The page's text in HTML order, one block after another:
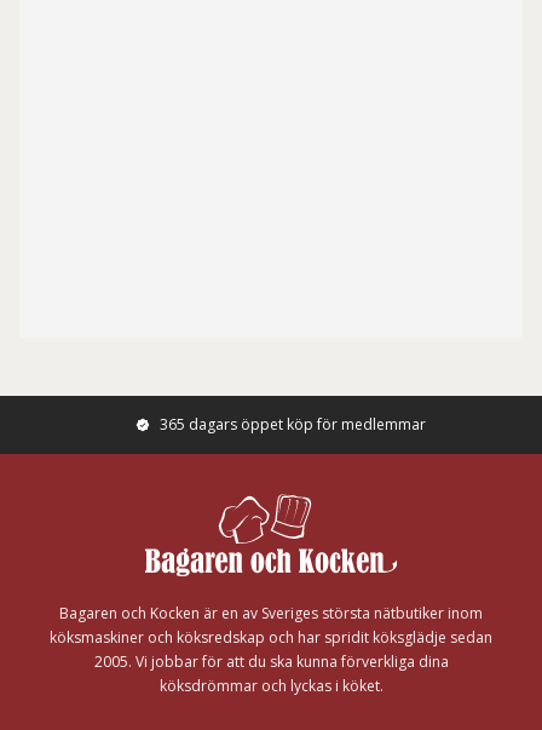
365 dagars öppet köp för medlemmar
Bagaren och Kocken är en av Sveriges största nätbutiker inom
köksmaskiner och köksredskap och har spridit köksglädje sedan
2005. Vi jobbar för att du ska kunna förverkliga dina
köksdrömmar och lyckas i köket.